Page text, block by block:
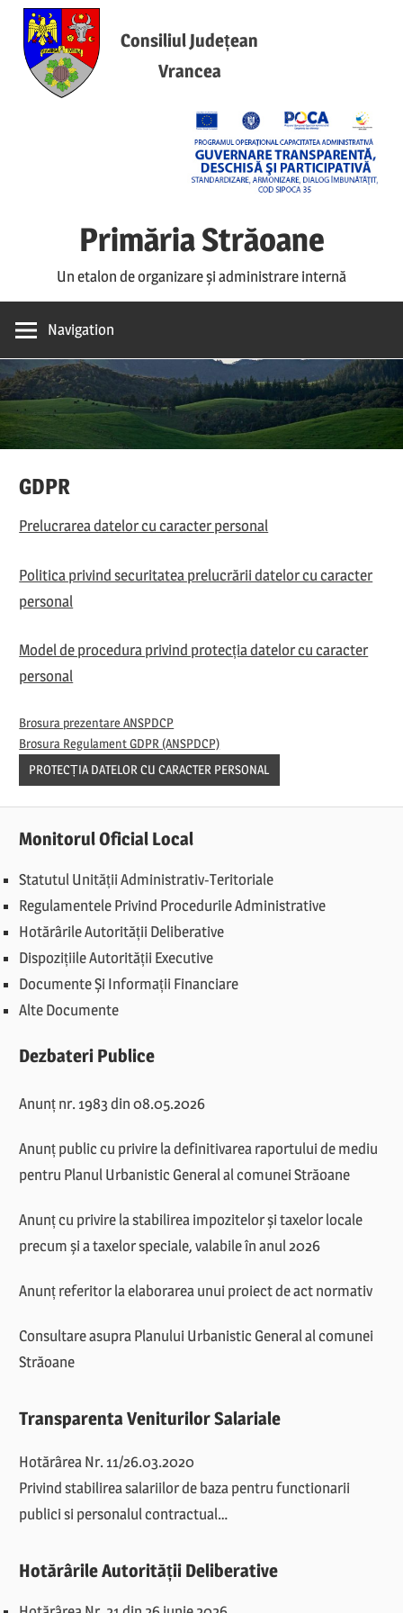
Skip
content
Consiliul Județean
Vrancea
Primăria Străoane
Un etalon de organizare și administrare internă
Navigation
GDPR
Prelucrarea datelor cu caracter personal
Politica privind securitatea prelucrării datelor cu caracter
personal
Model de procedura privind protecția datelor cu caracter
personal
Brosura prezentare ANSPDCP
Brosura Regulament GDPR (ANSPDCP)
PROTECȚIA DATELOR CU CARACTER PERSONAL
Monitorul Oficial Local
Statutul Unității Administrativ-Teritoriale
Regulamentele Privind Procedurile Administrative
Hotărârile Autorității Deliberative
Dispozițiile Autorității Executive
Documente Și Informații Financiare
Alte Documente
Dezbateri Publice
Anunț nr. 1983 din 08.05.2026
Anunț public cu privire la definitivarea raportului de mediu
pentru Planul Urbanistic General al comunei Străoane
Anunț cu privire la stabilirea impozitelor și taxelor locale
precum și a taxelor speciale, valabile în anul 2026
Anunț referitor la elaborarea unui proiect de act normativ
Consultare asupra Planului Urbanistic General al comunei
Străoane
Transparenta Veniturilor Salariale
Hotărârea Nr. 11/26.03.2020
Privind stabilirea salariilor de baza pentru functionarii
publici si personalul contractual…
Hotărârile Autorității Deliberative